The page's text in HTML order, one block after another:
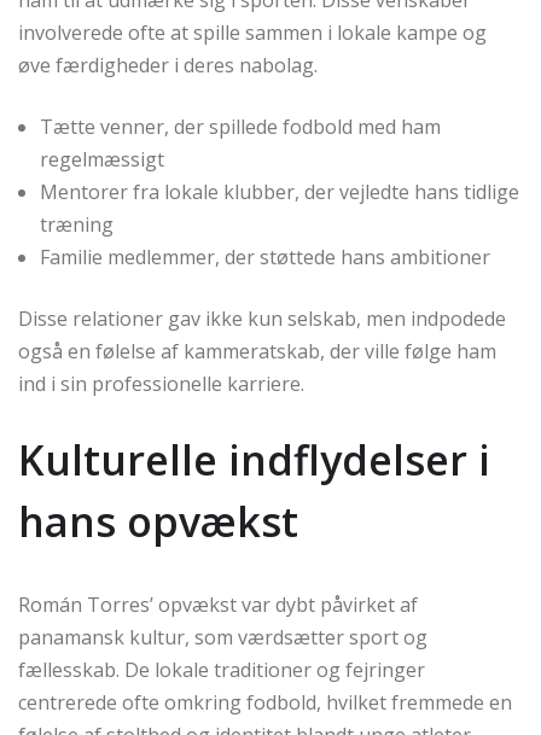
involverede ofte at spille sammen i lokale kampe og
øve færdigheder i deres nabolag.
Tætte venner, der spillede fodbold med ham
regelmæssigt
Mentorer fra lokale klubber, der vejledte hans tidlige
træning
Familie medlemmer, der støttede hans ambitioner
Disse relationer gav ikke kun selskab, men indpodede
også en følelse af kammeratskab, der ville følge ham
ind i sin professionelle karriere.
Kulturelle indflydelser i
hans opvækst
Román Torres’ opvækst var dybt påvirket af
panamansk kultur, som værdsætter sport og
fællesskab. De lokale traditioner og fejringer
centrerede ofte omkring fodbold, hvilket fremmede en